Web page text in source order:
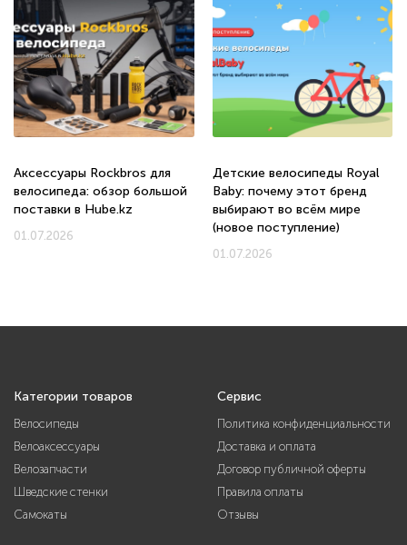
Аксессуары Rockbros для
велосипеда: обзор большой
поставки в Hube.kz
01.07.2026
Детские велосипеды Royal
Baby: почему этот бренд
выбирают во всём мире
(новое поступление)
01.07.2026
Категории товаров
Велосипеды
Велоаксессуары
Велозапчасти
Шведские стенки
Самокаты
Сервис
Политика конфиденциальности
Доставка и оплата
Договор публичной оферты
Правила оплаты
Отзывы